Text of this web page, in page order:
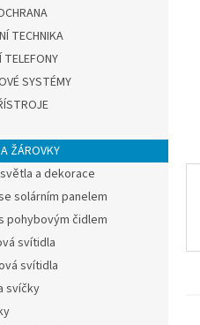
TECHNIKA
TELEFONY
SYSTÉMY
ŽÁROVKY
a dekorace
solárním panelem
pohybovým čidlem
svítidla
svítidla
svíčky